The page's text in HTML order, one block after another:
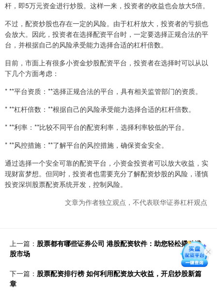
杆，即5万元资金进行炒股。这样一来，投资者的收益也会放大5倍。
不过，配资炒股也存在一定的风险。由于杠杆放大，投资者的亏损也
会放大。因此，投资者在选择配资平台时，一定要选择正规合法的平
台，并根据自己的风险承受能力选择合适的杠杆倍数。
目前，市面上有很多小资金炒股配资平台，投资者在选择时可以从以
下几个方面考虑：
* **平台资质：**选择正规合法的平台，具有相关监管部门的资质。
* **杠杆倍数：**根据自己的风险承受能力选择合适的杠杆倍数。
* **利率：**比较不同平台的配资利率，选择利率较低的平台。
* **风控措施：**了解平台的风控措施，确保资金安全。
通过选择一个安全可靠的配资平台，小资金投资者可以放大收益，实
现财富梦想。但同时，投资者也需要充分了解配资炒股的风险，谨慎
投资深圳股票配资系统开发，控制风险。
文章为作者独立观点，不代表联华证券杠杆观点
上一篇： 股票都有哪些证券公司 港股配资软件：助您轻松撬动港
股市场
下一篇： 股票配资排行榜 如何利用配资放大收益，开启炒股新篇
章